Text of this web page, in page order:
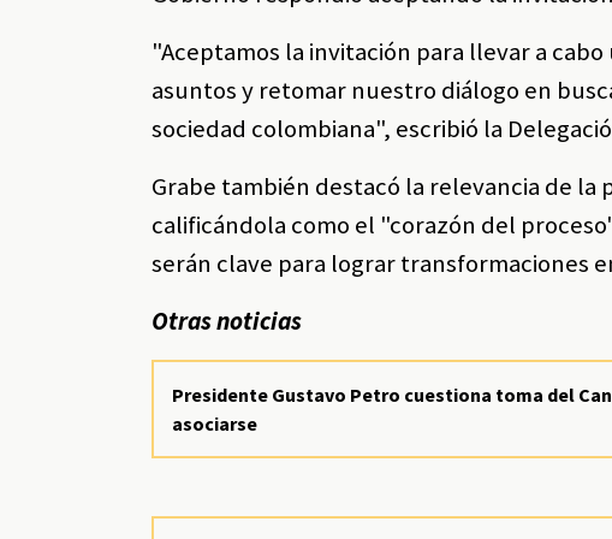
"Aceptamos la invitación para llevar a
asuntos y retomar nuestro diálogo en
sociedad colombiana", escribió la
Grabe también destacó la relevancia de
calificándola como el "corazón del
serán clave para lograr transformaciones
Otras noticias
Presidente Gustavo Petro cuestiona toma del
asociarse